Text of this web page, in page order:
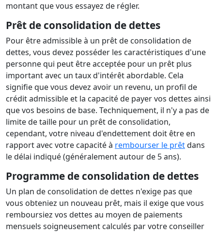
montant que vous essayez de régler.
Prêt de consolidation de dettes
Pour être admissible à un prêt de consolidation de
dettes, vous devez posséder les caractéristiques d'une
personne qui peut être acceptée pour un prêt plus
important avec un taux d'intérêt abordable. Cela
signifie que vous devez avoir un revenu, un profil de
crédit admissible et la capacité de payer vos dettes ainsi
que vos besoins de base. Techniquement, il n'y a pas de
limite de taille pour un prêt de consolidation,
cependant, votre niveau d'endettement doit être en
rapport avec votre capacité à rembourser le prêtdans
le délai indiqué (généralement autour de 5 ans).
Programme de consolidation de dettes
Un plan de consolidation de dettes n'exige pas que
vous obteniez un nouveau prêt, mais il exige que vous
remboursiez vos dettes au moyen de paiements
mensuels soigneusement calculés par votre conseiller